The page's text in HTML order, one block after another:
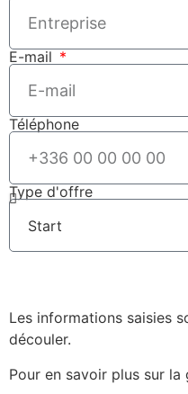
E-mail
Téléphone
Type d'offre
Les informations saisies
découler.
Pour en savoir plus sur